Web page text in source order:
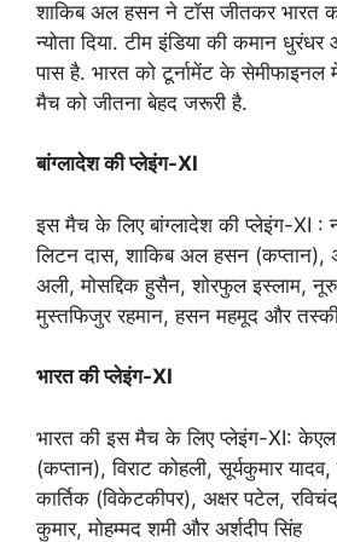
शाकिब अल हसन ने टॉस जीतकर भारत
न्योता दिया. टीम इंडिया की कमान धुरंधर
पास है. भारत को टूर्नामेंट के
मैच को जीतना बेहद जरूरी है.
बांग्लादेश की प्लेइंग-XI
इस मैच के लिए बांग्लादेश की प्लेइंग-XI :
लिटन दास, शाकिब अल हसन (कप्तान),
अली, मोसद्दिक हुसैन, शोरफुल इस्लाम,
मुस्तफिजुर रहमान, हसन महमूद और
भारत की प्लेइंग-XI
भारत की इस मैच के लिए प्लेइंग-XI: केएल
(कप्तान), विराट कोहली, सूर्यकुमार यादव,
कार्तिक (विकेटकीपर), अक्षर पटेल,
कुमार, मोहम्मद शमी और अर्शदीप सिंह